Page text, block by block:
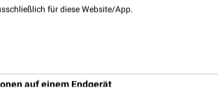
weekli auch mobil – App jetzt laden oder
für diese Website/App.
auf einem Endgerät